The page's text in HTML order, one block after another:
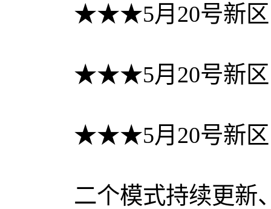
★★★5月20号新
★★★5月20号新
★★★5月20号新
二个模式持续更新